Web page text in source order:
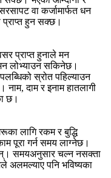
वा कर्जामार्फत धन
हुन सक्छ।
प्राप्त हुनाले मन
लोभ्याउन सकिनेछ।
स्रोत पहिल्याउन
दाम र इनाम हातलागी
छ।
लागि रकम र बुद्धि
पूरा गर्न समय लाग्नेछ।
समयअनुसार चल्न नसक्ता
अलमल्याए पनि भविष्यका